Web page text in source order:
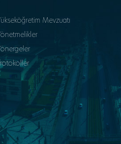
Mevzuatı